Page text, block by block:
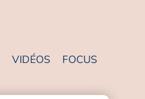
VIDÉOS FOCUS